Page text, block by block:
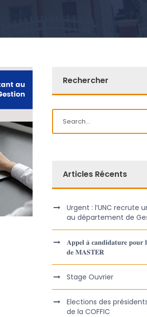
Rechercher
Articles Récents
Urgent : l’UNC recrute
au département de
𝐀𝐩𝐩𝐞𝐥 𝐚̀ 𝐜𝐚𝐧𝐝𝐢𝐝𝐚𝐭𝐮𝐫𝐞 𝐩𝐨𝐮𝐫
𝐝𝐞 𝐌𝐀𝐒𝐓𝐄𝐑
Stage Ouvrier
Elections des
de la COFFIC